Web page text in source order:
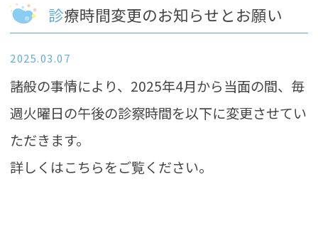
診療時間変更のお知らせとお願い
2025.03.07
諸般の事情により、2025年4月から当面の間、毎
週火曜日の午後の診察時間を以下に変更させてい
ただきます。
詳しくはこちらをご覧ください。